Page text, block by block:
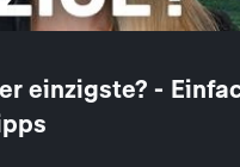
einzigste? -